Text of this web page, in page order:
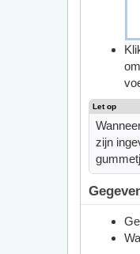
zijn